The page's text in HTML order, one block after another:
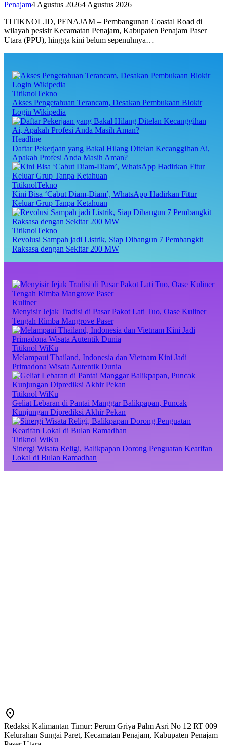
Penajam4 Agustus 20264 Agustus 2026
TITIKNOL.ID, PENAJAM – Pembangunan Coastal Road di
wilayah pesisir Kecamatan Penajam, Kabupaten Penajam Paser
Utara (PPU), hingga kini belum sepenuhnya…
TitiknolTekno
Akses Pengetahuan Terancam, Desakan Pembukaan Blokir
Login Wikipedia
Headline
Daftar Pekerjaan yang Bakal Hilang Ditelan Kecanggihan Ai,
Apakah Profesi Anda Masih Aman?
TitiknolTekno
Kini Bisa ‘Cabut Diam-Diam’, WhatsApp Hadirkan Fitur
Keluar Grup Tanpa Ketahuan
TitiknolTekno
Revolusi Sampah jadi Listrik, Siap Dibangun 7 Pembangkit
Raksasa dengan Sekitar 200 MW
Kuliner
Menyisir Jejak Tradisi di Pasar Pakot Lati Tuo, Oase Kuliner
Tengah Rimba Mangrove Paser
Titiknol WiKu
Melampaui Thailand, Indonesia dan Vietnam Kini Jadi
Primadona Wisata Autentik Dunia
Titiknol WiKu
Geliat Lebaran di Pantai Manggar Balikpapan, Puncak
Kunjungan Diprediksi Akhir Pekan
Titiknol WiKu
Sinergi Wisata Religi, Balikpapan Dorong Penguatan Kearifan
Lokal di Bulan Ramadhan
Redaksi Kalimantan Timur: Perum Griya Palm Asri No 12 RT 009
Kelurahan Sungai Paret, Kecamatan Penajam, Kabupaten Penajam